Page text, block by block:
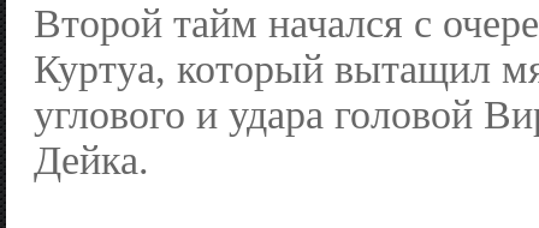
Второй тайм начался с
Куртуа, который вытащил
углового и удара головой
Дейка.